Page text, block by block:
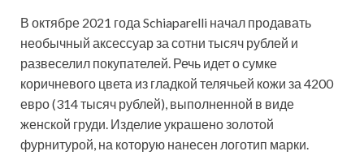
В октябре 2021 года Schiaparelli начал продавать
необычный аксессуар за сотни тысяч рублей и
развеселил покупателей. Речь идет о сумке
коричневого цвета из гладкой телячьей кожи за 4200
евро (314 тысяч рублей), выполненной в виде
женской груди. Изделие украшено золотой
фурнитурой, на которую нанесен логотип марки.